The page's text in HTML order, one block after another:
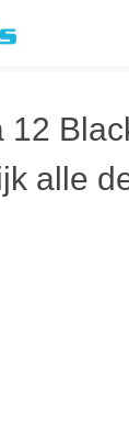
12
alle